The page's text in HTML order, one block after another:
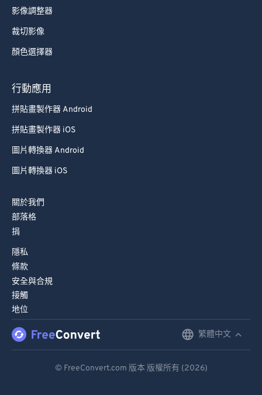
影像調整器
裁切影像
顏色選擇器
行動應用
拼貼畫製作器 Android
拼貼畫製作器 iOS
圖片轉換器 Android
圖片轉換器 iOS
關於我們
部落格
捐
隱私
條款
安全與合規
接觸
地位
繁體中文
© FreeConvert.com 版本 版權所有 (2026)